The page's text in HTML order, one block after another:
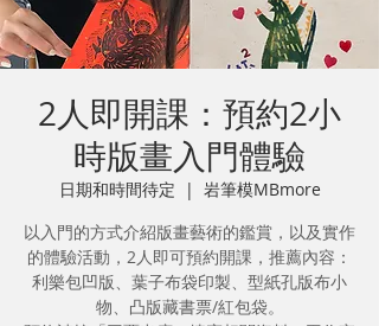
2人即開課：預約2小
時版畫入門體驗
日期和時間待定
  |
岩筆模MBmore
以入門的方式介紹版畫藝術的鑑賞，以及實作
的體驗活動，2人即可預約開課，推薦內容：
利樂包凹版、葉子布袋印製、型紙孔版布小
物、凸版藏書票/紅包袋。